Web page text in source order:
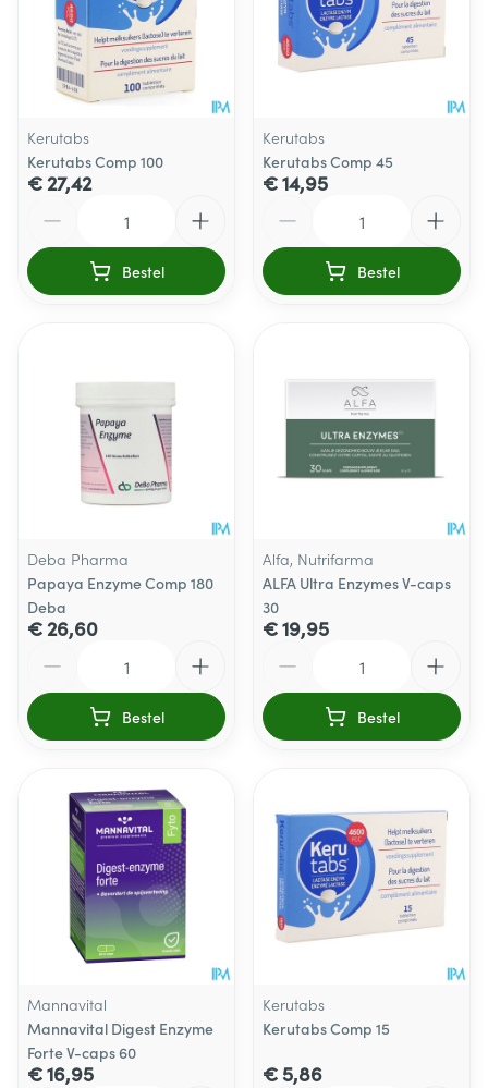
Kerutabs
Kerutabs Comp 100
€ 27,42
Bestel
Kerutabs
Kerutabs Comp 45
€ 14,95
Bestel
Deba Pharma
Papaya Enzyme Comp 180
Deba
€ 26,60
Bestel
Alfa, Nutrifarma
ALFA Ultra Enzymes V-caps
30
€ 19,95
Bestel
Mannavital
Mannavital Digest Enzyme
Forte V-caps 60
€ 16,95
Kerutabs
Kerutabs Comp 15
€ 5,86